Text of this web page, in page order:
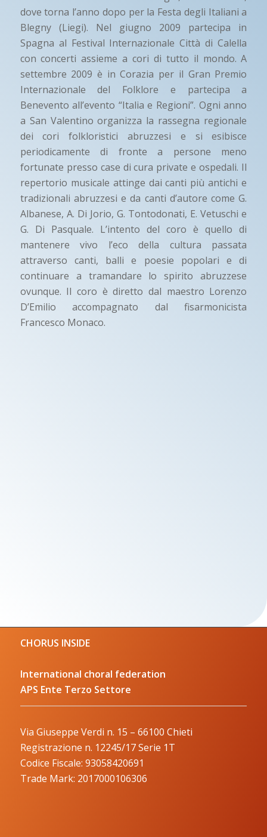
dove torna l’anno dopo per la Festa degli Italiani a
Blegny (Liegi). Nel giugno 2009 partecipa in
Spagna al Festival Internazionale Città di Calella
con concerti assieme a cori di tutto il mondo. A
settembre 2009 è in Corazia per il Gran Premio
Internazionale del Folklore e partecipa a
Benevento all’evento “Italia e Regioni”. Ogni anno
a San Valentino organizza la rassegna regionale
dei cori folkloristici abruzzesi e si esibisce
periodicamente di fronte a persone meno
fortunate presso case di cura private e ospedali. Il
repertorio musicale attinge dai canti più antichi e
tradizionali abruzzesi e da canti d’autore come G.
Albanese, A. Di Jorio, G. Tontodonati, E. Vetuschi e
G. Di Pasquale. L’intento del coro è quello di
mantenere vivo l’eco della cultura passata
attraverso canti, balli e poesie popolari e di
continuare a tramandare lo spirito abruzzese
ovunque. Il coro è diretto dal maestro Lorenzo
D’Emilio accompagnato dal fisarmonicista
Francesco Monaco.
CHORUS INSIDE
International choral federation
APS Ente Terzo Settore
Via Giuseppe Verdi n. 15 – 66100 Chieti
Registrazione n. 12245/17 Serie 1T
Codice Fiscale: 93058420691
Trade Mark: 2017000106306